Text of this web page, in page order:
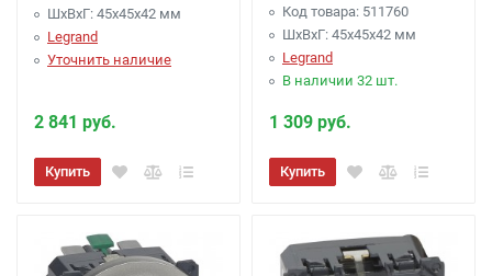
ШхВхГ: 45x45x42 мм
Legrand
Уточнить наличие
2 841 руб.
Купить
Код товара: 511760
ШхВхГ: 45x45x42 мм
Legrand
В наличии 32 шт.
1 309 руб.
Купить